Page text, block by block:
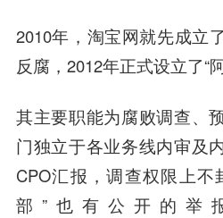
2010年，淘宝网就先成立
反腐，2012年正式设立了“
其主要职能为腐败调查、
门独立于各业务线内审及
CPO汇报，调查权限上不
部”也有公开的举